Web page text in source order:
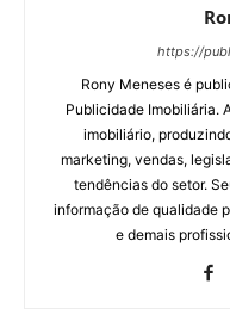
https://
Rony Meneses é
Publicidade Imobiliária.
imobiliário,
marketing, vendas,
tendências do setor.
informação de qualidade
e demais